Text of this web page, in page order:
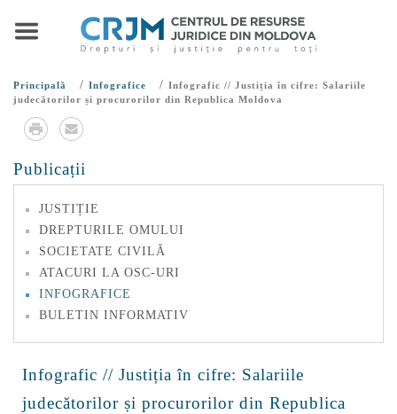
Principală / Infografice / Infografic // Justiția în cifre: Salariile
judecătorilor și procurorilor din Republica Moldova
Publicații
JUSTIȚIE
DREPTURILE OMULUI
SOCIETATE CIVILĂ
ATACURI LA OSC-URI
INFOGRAFICE
BULETIN INFORMATIV
Infografic // Justiția în cifre: Salariile
judecătorilor și procurorilor din Republica